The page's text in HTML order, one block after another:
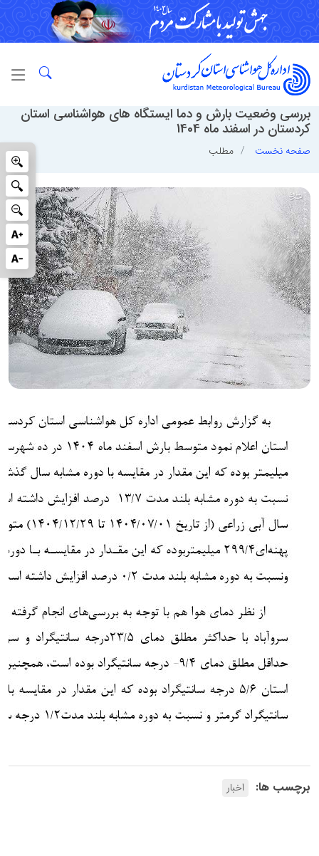
بررسی وضعیت بارش و دما ایستگاه های هواشناسی استان
کردستان در اسفند ماه 1404
صفحه نخست مطلب
برچسب ها: اخبار